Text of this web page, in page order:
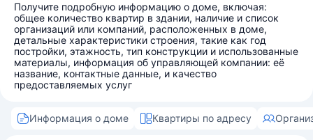
Получите подробную информацию о доме, включая:
общее количество квартир в здании, наличие и список
организаций или компаний, расположенных в доме,
детальные характеристики строения, такие как год
постройки, этажность, тип конструкции и использованные
материалы, информация об управляющей компании: её
название, контактные данные, и качество
предоставляемых услуг
Информация о доме Квартиры по адресу